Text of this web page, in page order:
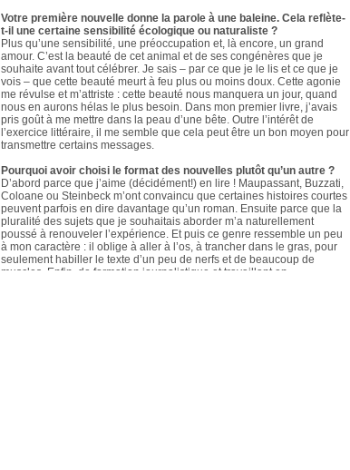
Votre première nouvelle donne la parole à une baleine. Cela reflète-
t-il une certaine sensibilité écologique ou naturaliste ?
Plus qu’une sensibilité, une préoccupation et, là encore, un grand
amour. C’est la beauté de cet animal et de ses congénères que je
souhaite avant tout célébrer. Je sais – par ce que je le lis et ce que je
vois – que cette beauté meurt à feu plus ou moins doux. Cette agonie
me révulse et m’attriste : cette beauté nous manquera un jour, quand
nous en aurons hélas le plus besoin. Dans mon premier livre, j’avais
pris goût à me mettre dans la peau d’une bête. Outre l’intérêt de
l’exercice littéraire, il me semble que cela peut être un bon moyen pour
transmettre certains messages.
Pourquoi avoir choisi le format des nouvelles plutôt qu’un autre ?
D’abord parce que j’aime (décidément!) en lire ! Maupassant, Buzzati,
Coloane ou Steinbeck m’ont convaincu que certaines histoires courtes
peuvent parfois en dire davantage qu’un roman. Ensuite parce que la
pluralité des sujets que je souhaitais aborder m’a naturellement
poussé à renouveler l’expérience. Et puis ce genre ressemble un peu
à mon caractère : il oblige à aller à l’os, à trancher dans le gras, pour
seulement habiller le texte d’un peu de nerfs et de beaucoup de
muscles. Enfin, de formation journalistique et travaillant en